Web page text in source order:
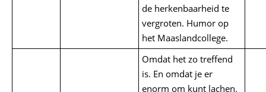
de herkenbaarheid te
vergroten. Humor op
het Maaslandcollege.
Omdat het zo treffend
is. En omdat je er
enorm om kunt lachen.